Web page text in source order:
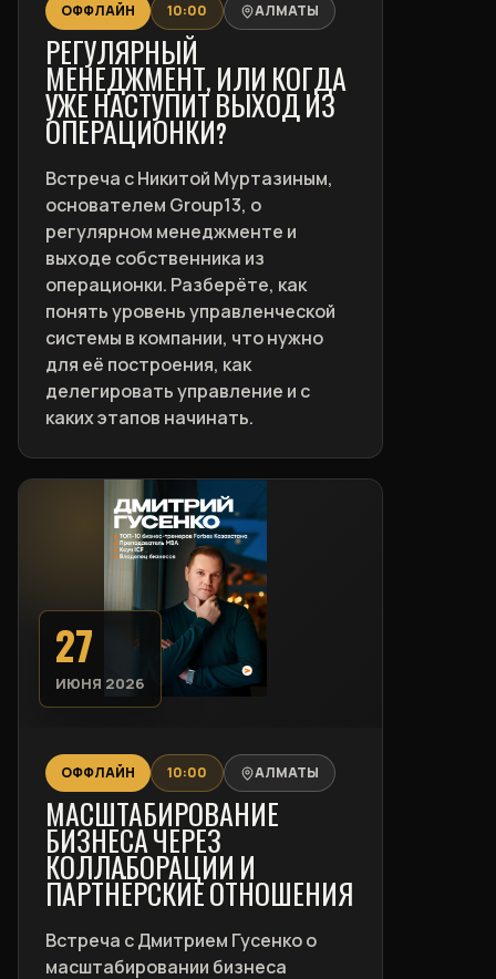
ОФФЛАЙН 10:00 АЛМАТЫ
РЕГУЛЯРНЫЙ
МЕНЕДЖМЕНТ, ИЛИ КОГДА
УЖЕ НАСТУПИТ ВЫХОД ИЗ
ОПЕРАЦИОНКИ?
Встреча с Никитой Муртазиным,
основателем Group13, о
регулярном менеджменте и
выходе собственника из
операционки. Разберёте, как
понять уровень управленческой
системы в компании, что нужно
для её построения, как
делегировать управление и с
каких этапов начинать.
27
ИЮНЯ 2026
ОФФЛАЙН 10:00 АЛМАТЫ
МАСШТАБИРОВАНИЕ
БИЗНЕСА ЧЕРЕЗ
КОЛЛАБОРАЦИИ И
ПАРТНЁРСКИЕ ОТНОШЕНИЯ
Встреча с Дмитрием Гусенко о
масштабировании бизнеса